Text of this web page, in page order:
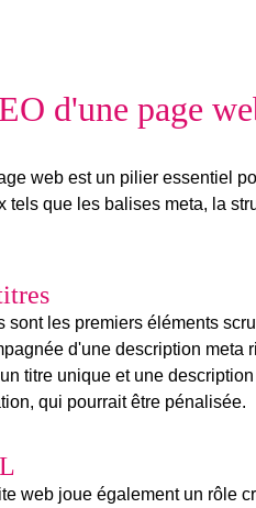
d'une page
web est un pilier essentiel
tels que les balises meta, la
sont les premiers éléments
d'une description
titre unique et une
qui pourrait être pénalisée.
web joue également un rôle